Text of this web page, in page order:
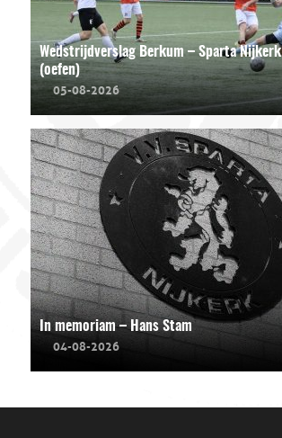
Wedstrijdverslag Berkum – Sparta Nijkerk
(oefen)
05-08-2026
In memoriam – Hans Stam
04-08-2026